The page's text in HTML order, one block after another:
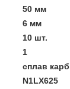
50 мм
6 мм
10 шт.
1
сплав
N1LX625